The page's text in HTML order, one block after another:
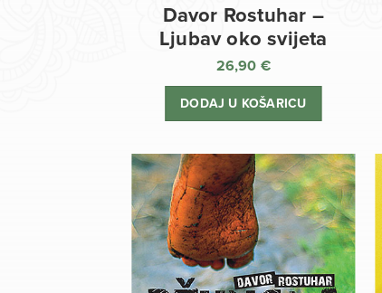
Davor Rostuhar –
Ljubav oko svijeta
26,90 €
DODAJ U KOŠARICU